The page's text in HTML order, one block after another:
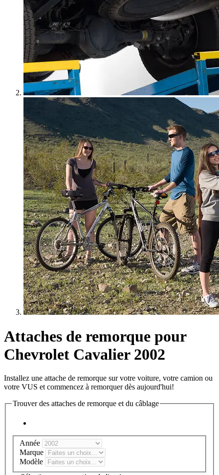
Attaches de remorque pour
Chevrolet Cavalier 2002
Installez une attache de remorque sur votre voiture, votre camion ou
votre VUS et commencez à remorquer dès aujourd'hui!
Trouver des attaches de remorque et du câblage
Année
Marque
Modèle